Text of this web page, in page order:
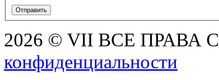
2026 © VII ВСЕ ПРАВА
конфиденциальности